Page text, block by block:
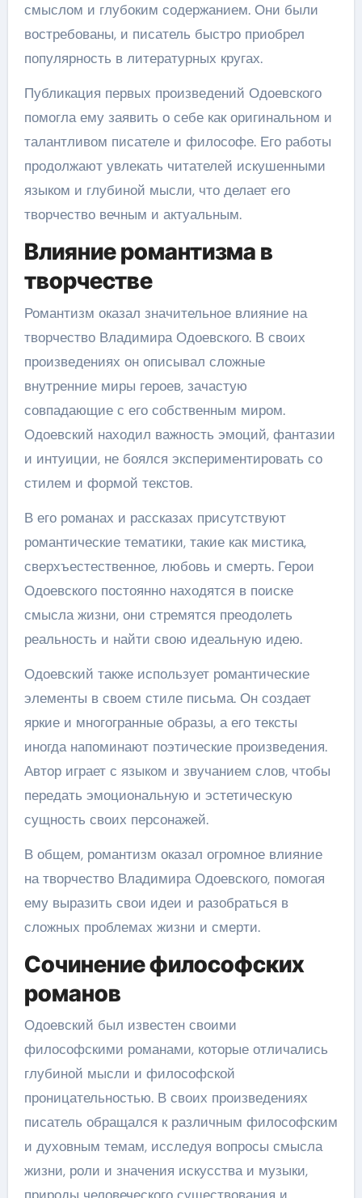
смыслом и глубоким содержанием. Они были
востребованы, и писатель быстро приобрел
популярность в литературных кругах.
Публикация первых произведений Одоевского
помогла ему заявить о себе как оригинальном и
талантливом писателе и философе. Его работы
продолжают увлекать читателей искушенными
языком и глубиной мысли, что делает его
творчество вечным и актуальным.
Влияние романтизма в
творчестве
Романтизм оказал значительное влияние на
творчество Владимира Одоевского. В своих
произведениях он описывал сложные
внутренние миры героев, зачастую
совпадающие с его собственным миром.
Одоевский находил важность эмоций, фантазии
и интуиции, не боялся экспериментировать со
стилем и формой текстов.
В его романах и рассказах присутствуют
романтические тематики, такие как мистика,
сверхъестественное, любовь и смерть. Герои
Одоевского постоянно находятся в поиске
смысла жизни, они стремятся преодолеть
реальность и найти свою идеальную идею.
Одоевский также использует романтические
элементы в своем стиле письма. Он создает
яркие и многогранные образы, а его тексты
иногда напоминают поэтические произведения.
Автор играет с языком и звучанием слов, чтобы
передать эмоциональную и эстетическую
сущность своих персонажей.
В общем, романтизм оказал огромное влияние
на творчество Владимира Одоевского, помогая
ему выразить свои идеи и разобраться в
сложных проблемах жизни и смерти.
Сочинение философских
романов
Одоевский был известен своими
философскими романами, которые отличались
глубиной мысли и философской
проницательностью. В своих произведениях
писатель обращался к различным философским
и духовным темам, исследуя вопросы смысла
жизни, роли и значения искусства и музыки,